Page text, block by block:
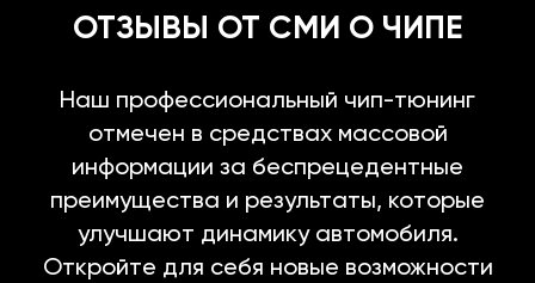
ОТЗЫВЫ ОТ СМИ О ЧИПЕ
Наш профессиональный чип-тюнинг
отмечен в средствах массовой
информации за беспрецедентные
преимущества и результаты, которые
улучшают динамику автомобиля.
Откройте для себя новые возможности